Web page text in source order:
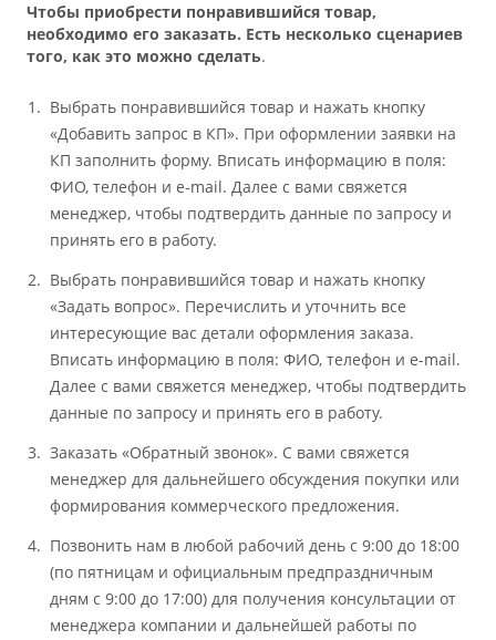
Чтобы приобрести понравившийся товар,
необходимо его заказать. Есть несколько сценариев
того, как это можно сделать.
Выбрать понравившийся товар и нажать кнопку
«Добавить запрос в КП». При оформлении заявки на
КП заполнить форму. Вписать информацию в поля:
ФИО, телефон и e-mail. Далее с вами свяжется
менеджер, чтобы подтвердить данные по запросу и
принять его в работу.
Выбрать понравившийся товар и нажать кнопку
«Задать вопрос». Перечислить и уточнить все
интересующие вас детали оформления заказа.
Вписать информацию в поля: ФИО, телефон и e-mail.
Далее с вами свяжется менеджер, чтобы подтвердить
данные по запросу и принять его в работу.
Заказать «Обратный звонок». С вами свяжется
менеджер для дальнейшего обсуждения покупки или
формирования коммерческого предложения.
Позвонить нам в любой рабочий день с 9:00 до 18:00
(по пятницам и официальным предпраздничным
дням с 9:00 до 17:00) для получения консультации от
менеджера компании и дальнейшей работы по